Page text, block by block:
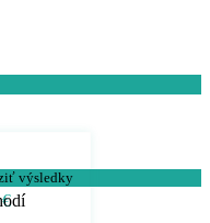
výsledky